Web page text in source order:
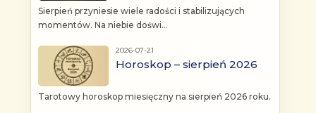
Sierpień przyniesie wiele radości i stabilizujących
momentów. Na niebie doświ...
2026-07-21
Horoskop – sierpień 2026
Tarotowy horoskop miesięczny na sierpień 2026 roku.